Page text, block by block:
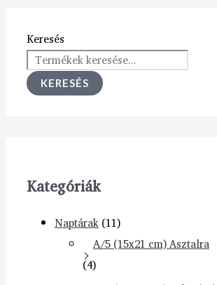
Keresés
KERESÉS
Kategóriák
Naptárak (11)
A/5 (15x21 cm) Asztalra
(4)